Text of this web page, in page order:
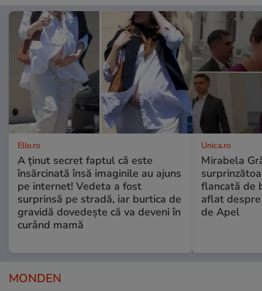
Elle.ro
A ținut secret faptul că este
însărcinată însă imaginile au ajuns
pe internet! Vedeta a fost
surprinsă pe stradă, iar burtica de
gravidă dovedește că va deveni în
curând mamă
Unica.ro
Mirabela
flancată de
aflat
de Apel
MONDEN